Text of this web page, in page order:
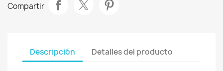
Compartir
Descripción Detalles del producto